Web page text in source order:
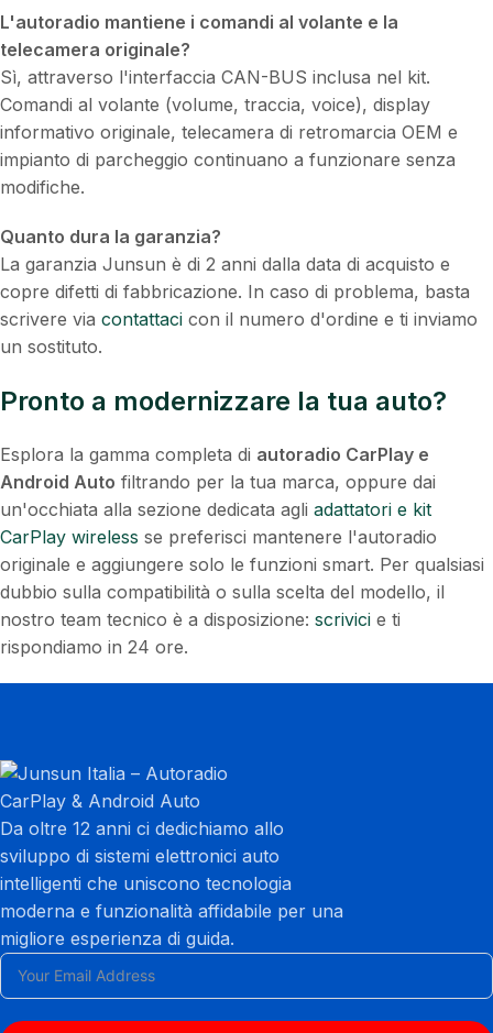
L'autoradio mantiene i comandi al volante e la
telecamera originale?
Sì, attraverso l'interfaccia CAN-BUS inclusa nel kit.
Comandi al volante (volume, traccia, voice), display
informativo originale, telecamera di retromarcia OEM e
impianto di parcheggio continuano a funzionare senza
modifiche.
Quanto dura la garanzia?
La garanzia Junsun è di 2 anni dalla data di acquisto e
copre difetti di fabbricazione. In caso di problema, basta
scrivere via contattaci con il numero d'ordine e ti inviamo
un sostituto.
Pronto a modernizzare la tua auto?
Esplora la gamma completa di autoradio CarPlay e
Android Auto filtrando per la tua marca, oppure dai
un'occhiata alla sezione dedicata agli adattatori e kit
CarPlay wireless se preferisci mantenere l'autoradio
originale e aggiungere solo le funzioni smart. Per qualsiasi
dubbio sulla compatibilità o sulla scelta del modello, il
nostro team tecnico è a disposizione: scrivici e ti
rispondiamo in 24 ore.
Da oltre 12 anni ci dedichiamo allo
sviluppo di sistemi elettronici auto
intelligenti che uniscono tecnologia
moderna e funzionalità affidabile per una
migliore esperienza di guida.